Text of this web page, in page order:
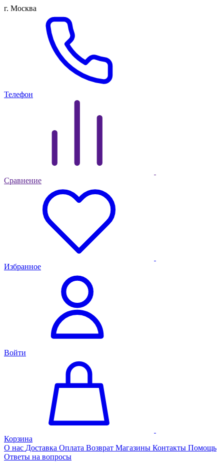
г. Москва
Телефон
Сравнение
Избранное
Войти
Корзина
О нас Доставка Оплата Возврат Магазины Контакты Помощь
Ответы на вопросы